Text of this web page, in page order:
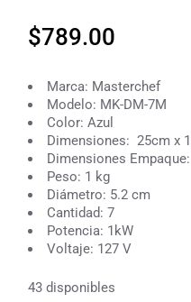
$789.00
Marca: Masterchef
Modelo: MK-DM-7M
Color: Azul
Dimensiones: 25cm x
Dimensiones
Peso: 1 kg
Diámetro: 5.2 cm
Cantidad: 7
Potencia: 1kW
Voltaje: 127 V
43 disponibles